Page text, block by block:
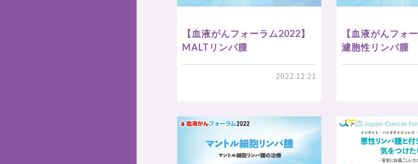
【血液がんフォーラム2022】
MALTリンパ腫
2022.12.21
【血液がんフォ
濾胞性リンパ腫